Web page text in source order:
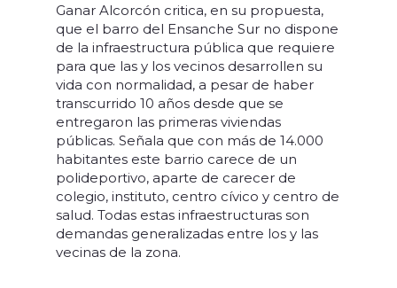
Ganar Alcorcón critica, en su propuesta,
que el barro del Ensanche Sur no dispone
de la infraestructura pública que requiere
para que las y los vecinos desarrollen su
vida con normalidad, a pesar de haber
transcurrido 10 años desde que se
entregaron las primeras viviendas
públicas. Señala que con más de 14.000
habitantes este barrio carece de un
polideportivo, aparte de carecer de
colegio, instituto, centro cívico y centro de
salud. Todas estas infraestructuras son
demandas generalizadas entre los y las
vecinas de la zona.